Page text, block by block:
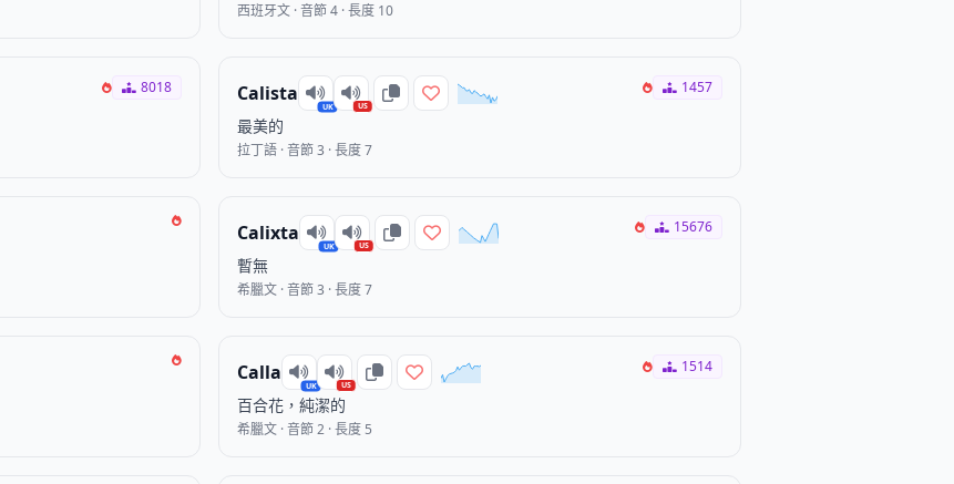
西班牙文 · 音節 4 · 長度 10
8018 Calista
UK US
最美的
拉丁語 · 音節 3 · 長度 7
1457
Calixta
UK US
暫無
希臘文 · 音節 3 · 長度 7
15676
Calla
UK US
百合花，純潔的
希臘文 · 音節 2 · 長度 5
1514